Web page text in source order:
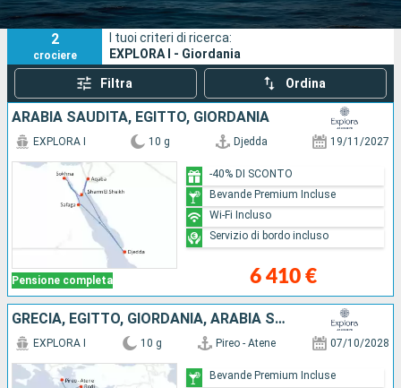
Porti Compagnie
Ricerca
2
crociere
I tuoi criteri di ricerca:
EXPLORA I - Giordania
Filtra Ordina
ARABIA SAUDITA, EGITTO, GIORDANIA
Pensione completa
EXPLORA I 10 g Djedda 19/11/2027
6 410 €
-40% DI SCONTO
Bevande Premium Incluse
Wi-Fi Incluso
Servizio di bordo incluso
GRECIA, EGITTO, GIORDANIA, ARABIA SAUDITA
EXPLORA I 10 g Pireo - Atene 07/10/2028
Bevande Premium Incluse